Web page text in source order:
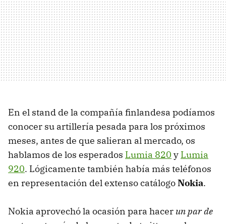
En el stand de la compañía finlandesa podíamos
conocer su artillería pesada para los próximos
meses, antes de que salieran al mercado, os
hablamos de los esperados Lumia 820 y Lumia
920. Lógicamente también había más teléfonos
en representación del extenso catálogoNokia.
Nokia aprovechó la ocasión para hacer un par de